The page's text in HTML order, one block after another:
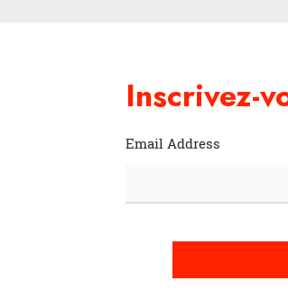
Inscrivez-
Email Address